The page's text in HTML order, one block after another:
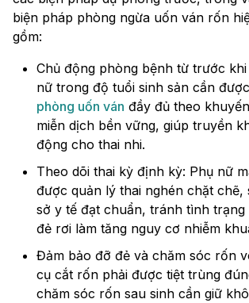
biện pháp phòng ngừa uốn ván rốn
gồm:
Chủ động phòng bệnh từ trước khi
nữ trong độ tuổi sinh sản cần
phòng uốn ván đầy đủ theo
miễn dịch bền vững, giúp truyền
động cho thai nhi.
Theo dõi thai kỳ định kỳ: Phụ nữ
được quản lý thai nghén chặt chẽ,
sở y tế đạt chuẩn, tránh tình trạng
đẻ rơi làm tăng nguy cơ nhiễm
Đảm bảo đỡ đẻ và chăm sóc rốn
cụ cắt rốn phải được tiệt trùng
chăm sóc rốn sau sinh cần giữ